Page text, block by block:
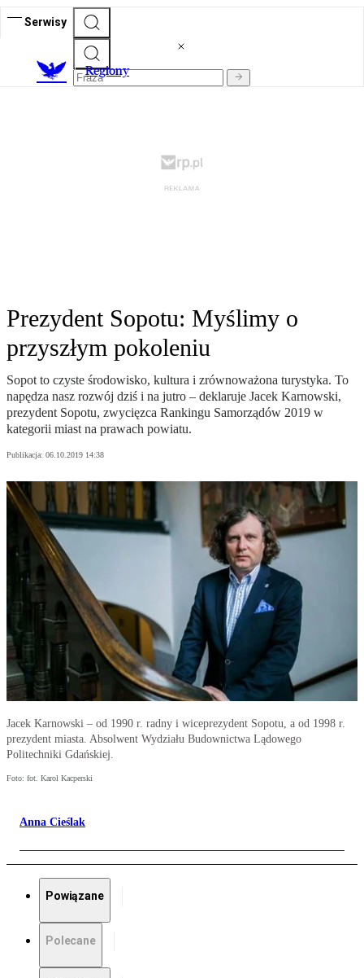
Serwisy
Regiony
Prezydent Sopotu: Myślimy o
przyszłym pokoleniu
Sopot to czyste środowisko, kultura i zrównoważona turystyka. To
napędza nasz rozwój dziś i na jutro – deklaruje Jacek Karnowski,
prezydent Sopotu, zwycięzca Rankingu Samorządów 2019 w
kategorii miast na prawach powiatu.
Publikacja: 06.10.2019 14:38
Jacek Karnowski – od 1990 r. radny i wiceprezydent Sopotu, a od 1998 r.
prezydent miasta. Absolwent Wydziału Budownictwa Lądowego
Politechniki Gdańskiej.
Foto: fot. Karol Kacperski
Anna Cieślak
Powiązane
Polecane